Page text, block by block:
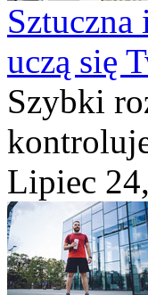
uczą się
Szybki
Lipiec